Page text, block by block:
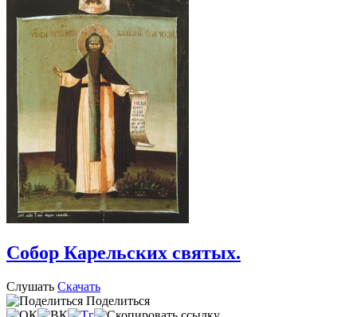
Собор Карельских святых.
Слушать Скачать
Поделиться